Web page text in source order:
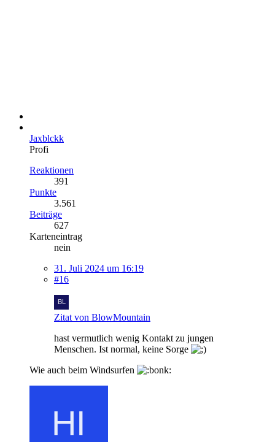
Jaxblckk
Profi
Reaktionen
391
Punkte
3.561
Beiträge
627
Karteneintrag
nein
31. Juli 2024 um 16:19
#16
Zitat von BlowMountain
hast vermutlich wenig Kontakt zu jungen
Menschen. Ist normal, keine Sorge
Wie auch beim Windsurfen